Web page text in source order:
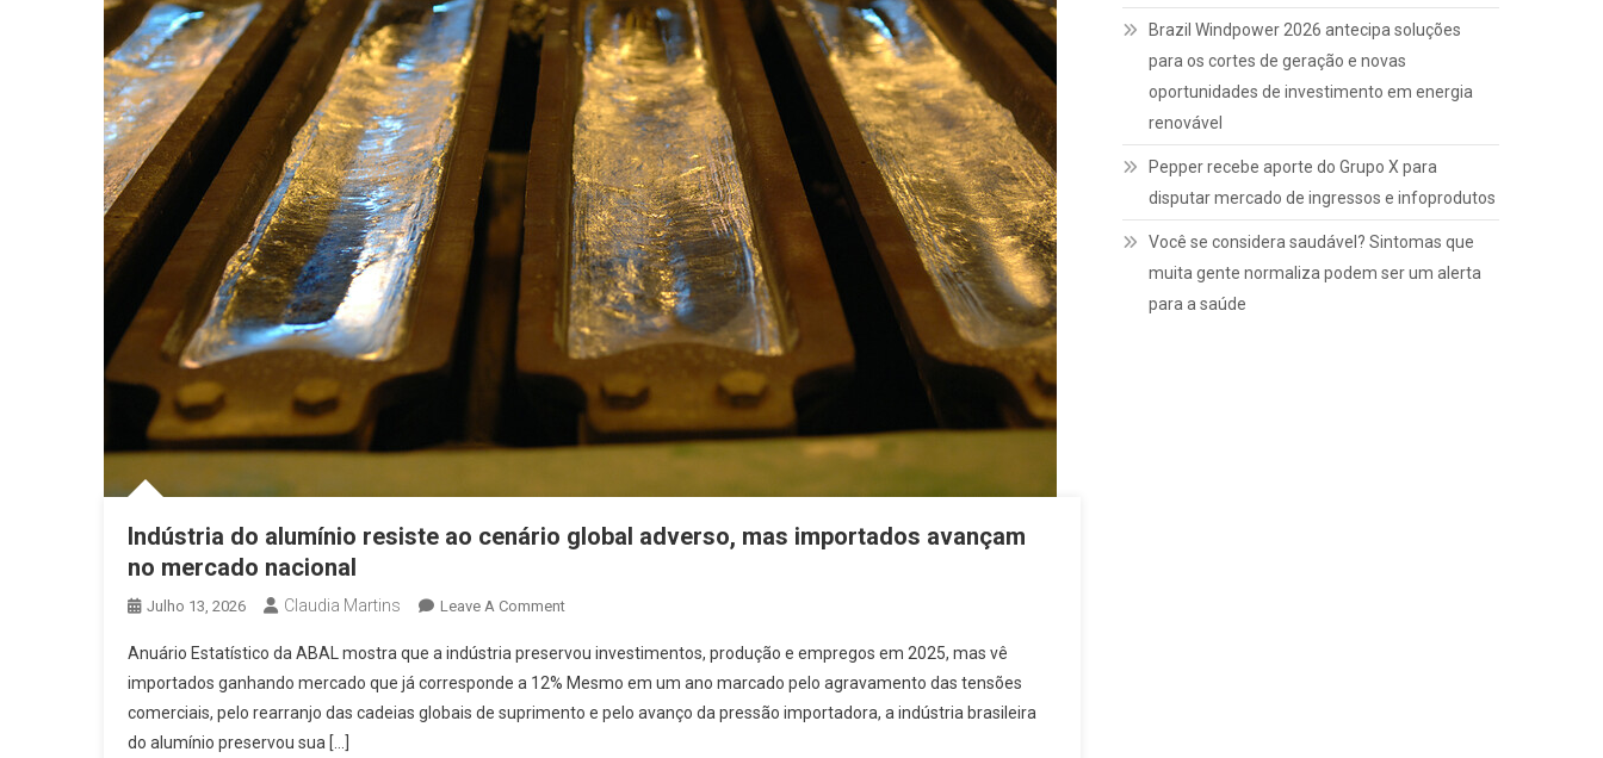
Indústria do alumínio resiste ao cenário global adverso, mas importados avançam
no mercado nacional
Julho 13, 2026 Claudia Martins Leave A CommentOn
Do
Alumínio
Resiste
Anuário Estatístico da ABAL mostra que a indústria preservou investimentos, produção e empregos em 2025, mas vê
importados ganhando mercado que já corresponde a 12% Mesmo em um ano marcado pelo agravamento das tensões
comerciais, pelo rearranjo das cadeias globais de suprimento e pelo avanço da pressão importadora, a indústria brasileira
do alumínio preservou sua […]
Brazil Windpower 2026 antecipa soluções
para os cortes de geração e novas
oportunidades de investimento em energia
renovável
Pepper recebe aporte do Grupo X para
disputar mercado de ingressos e infoprodutos
Você se considera saudável? Sintomas que
muita gente normaliza podem ser um alerta
para a saúde